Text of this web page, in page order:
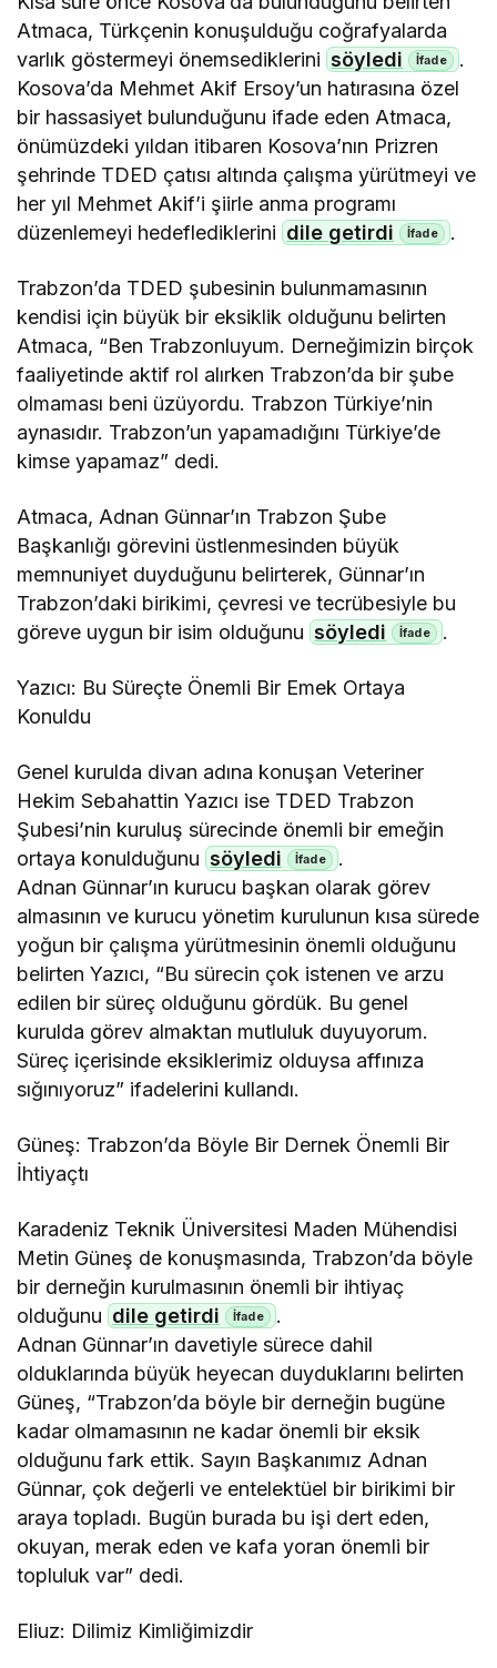
Atmaca, Türkçenin konuşulduğu coğrafyalarda
varlık göstermeyi önemsediklerini söyledi
.
Kosova’da Mehmet Akif Ersoy’un hatırasına özel
bir hassasiyet bulunduğunu ifade eden Atmaca,
önümüzdeki yıldan itibaren Kosova’nın Prizren
şehrinde TDED çatısı altında çalışma yürütmeyi ve
her yıl Mehmet Akif’i şiirle anma programı
düzenlemeyi hedeflediklerini dile getirdi .
Trabzon’da TDED şubesinin bulunmamasının
kendisi için büyük bir eksiklik olduğunu belirten
Atmaca, “Ben Trabzonluyum. Derneğimizin birçok
faaliyetinde aktif rol alırken Trabzon’da bir şube
olmaması beni üzüyordu. Trabzon Türkiye’nin
aynasıdır. Trabzon’un yapamadığını Türkiye’de
kimse yapamaz” dedi.
Atmaca, Adnan Günnar’ın Trabzon Şube
Başkanlığı görevini üstlenmesinden büyük
memnuniyet duyduğunu belirterek, Günnar’ın
Trabzon’daki birikimi, çevresi ve tecrübesiyle bu
göreve uygun bir isim olduğunu söyledi .
Yazıcı: Bu Süreçte Önemli Bir Emek Ortaya
Konuldu
Genel kurulda divan adına konuşan Veteriner
Hekim Sebahattin Yazıcı ise TDED Trabzon
Şubesi’nin kuruluş sürecinde önemli bir emeğin
ortaya konulduğunu söyledi
.
Adnan Günnar’ın kurucu başkan olarak görev
almasının ve kurucu yönetim kurulunun kısa sürede
yoğun bir çalışma yürütmesinin önemli olduğunu
belirten Yazıcı, “Bu sürecin çok istenen ve arzu
edilen bir süreç olduğunu gördük. Bu genel
kurulda görev almaktan mutluluk duyuyorum.
Süreç içerisinde eksiklerimiz olduysa affınıza
sığınıyoruz” ifadelerini kullandı.
Güneş: Trabzon’da Böyle Bir Dernek Önemli Bir
İhtiyaçtı
Karadeniz Teknik Üniversitesi Maden Mühendisi
Metin Güneş de konuşmasında, Trabzon’da böyle
bir derneğin kurulmasının önemli bir ihtiyaç
olduğunu dile getirdi
.
Adnan Günnar’ın davetiyle sürece dahil
olduklarında büyük heyecan duyduklarını belirten
Güneş, “Trabzon’da böyle bir derneğin bugüne
kadar olmamasının ne kadar önemli bir eksik
olduğunu fark ettik. Sayın Başkanımız Adnan
Günnar, çok değerli ve entelektüel bir birikimi bir
araya topladı. Bugün burada bu işi dert eden,
okuyan, merak eden ve kafa yoran önemli bir
topluluk var” dedi.
Eliuz: Dilimiz Kimliğimizdir